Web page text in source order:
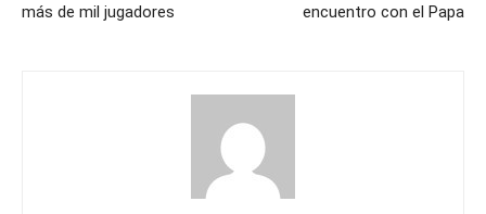
más de mil jugadores
encuentro con el Papa